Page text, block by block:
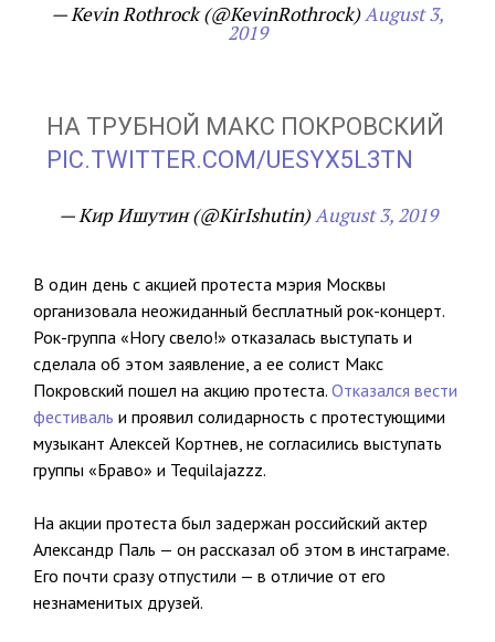
— Kevin Rothrock (@KevinRothrock)August 3,
2019
НА ТРУБНОЙ МАКС ПОКРОВСКИЙ
PIC.TWITTER.COM/UESYX5L3TN
— Кир Ишутин (@KirIshutin)August 3, 2019
В один день с акцией протеста мэрия Москвы
организовала неожиданный бесплатный рок-концерт.
Рок-группа «Ногу свело!» отказалась выступать и
сделала об этом заявление, а ее солист Макс
Покровский пошел на акцию протеста. Отказался вести
фестиваль и проявил солидарность с протестующими
музыкант Алексей Кортнев, не согласились выступать
группы «Браво» и Tequilajazzz.
На акции протеста был задержан российский актер
Александр Паль — он рассказал об этом в инстаграме.
Его почти сразу отпустили — в отличие от его
незнаменитых друзей.